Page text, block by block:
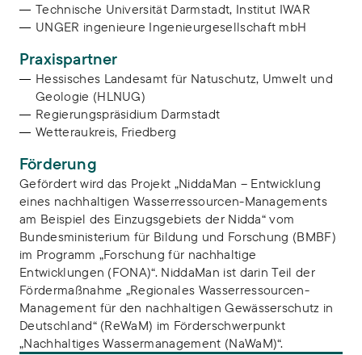
Technische Universität Darmstadt, Institut IWAR
UNGER ingenieure Ingenieurgesellschaft mbH
Praxispartner
Hessisches Landesamt für Natuschutz, Umwelt und
Geologie (HLNUG)
Regierungspräsidium Darmstadt
Wetteraukreis, Friedberg
Förderung
Gefördert wird das Projekt „NiddaMan – Entwicklung
eines nachhaltigen Wasserressourcen-Managements
am Beispiel des Einzugsgebiets der Nidda“ vom
Bundesministerium für Bildung und Forschung (BMBF)
im Programm „Forschung für nachhaltige
Entwicklungen (FONA)“. NiddaMan ist darin Teil der
Fördermaßnahme „Regionales Wasserressourcen-
Management für den nachhaltigen Gewässerschutz in
Deutschland“ (ReWaM) im Förderschwerpunkt
„Nachhaltiges Wassermanagement (NaWaM)“.